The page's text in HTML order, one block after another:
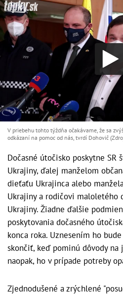
V priebehu tohto týždňa očakávame, že sa
odkázaní na pomoc od nás, tvrdí Dohovič
Dočasné útočisko poskytne SR
Ukrajiny, ďalej manželom
dieťaťu Ukrajinca alebo
Ukrajiny a rodičovi maloletého
Ukrajiny. Žiadne ďalšie
poskytovania dočasného
konca roka. Uznesením ho
skončiť, keď pominú dôvody na
naopak, ho v prípade potreby
Zjednodušené a zrýchlené